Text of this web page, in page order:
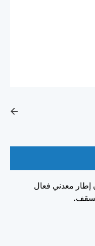
معدني فعال